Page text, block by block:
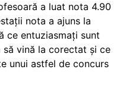
a luat nota 4.90
nota a ajuns la
ce entuziasmați sunt
vină la corectat și ce
unui astfel de concurs